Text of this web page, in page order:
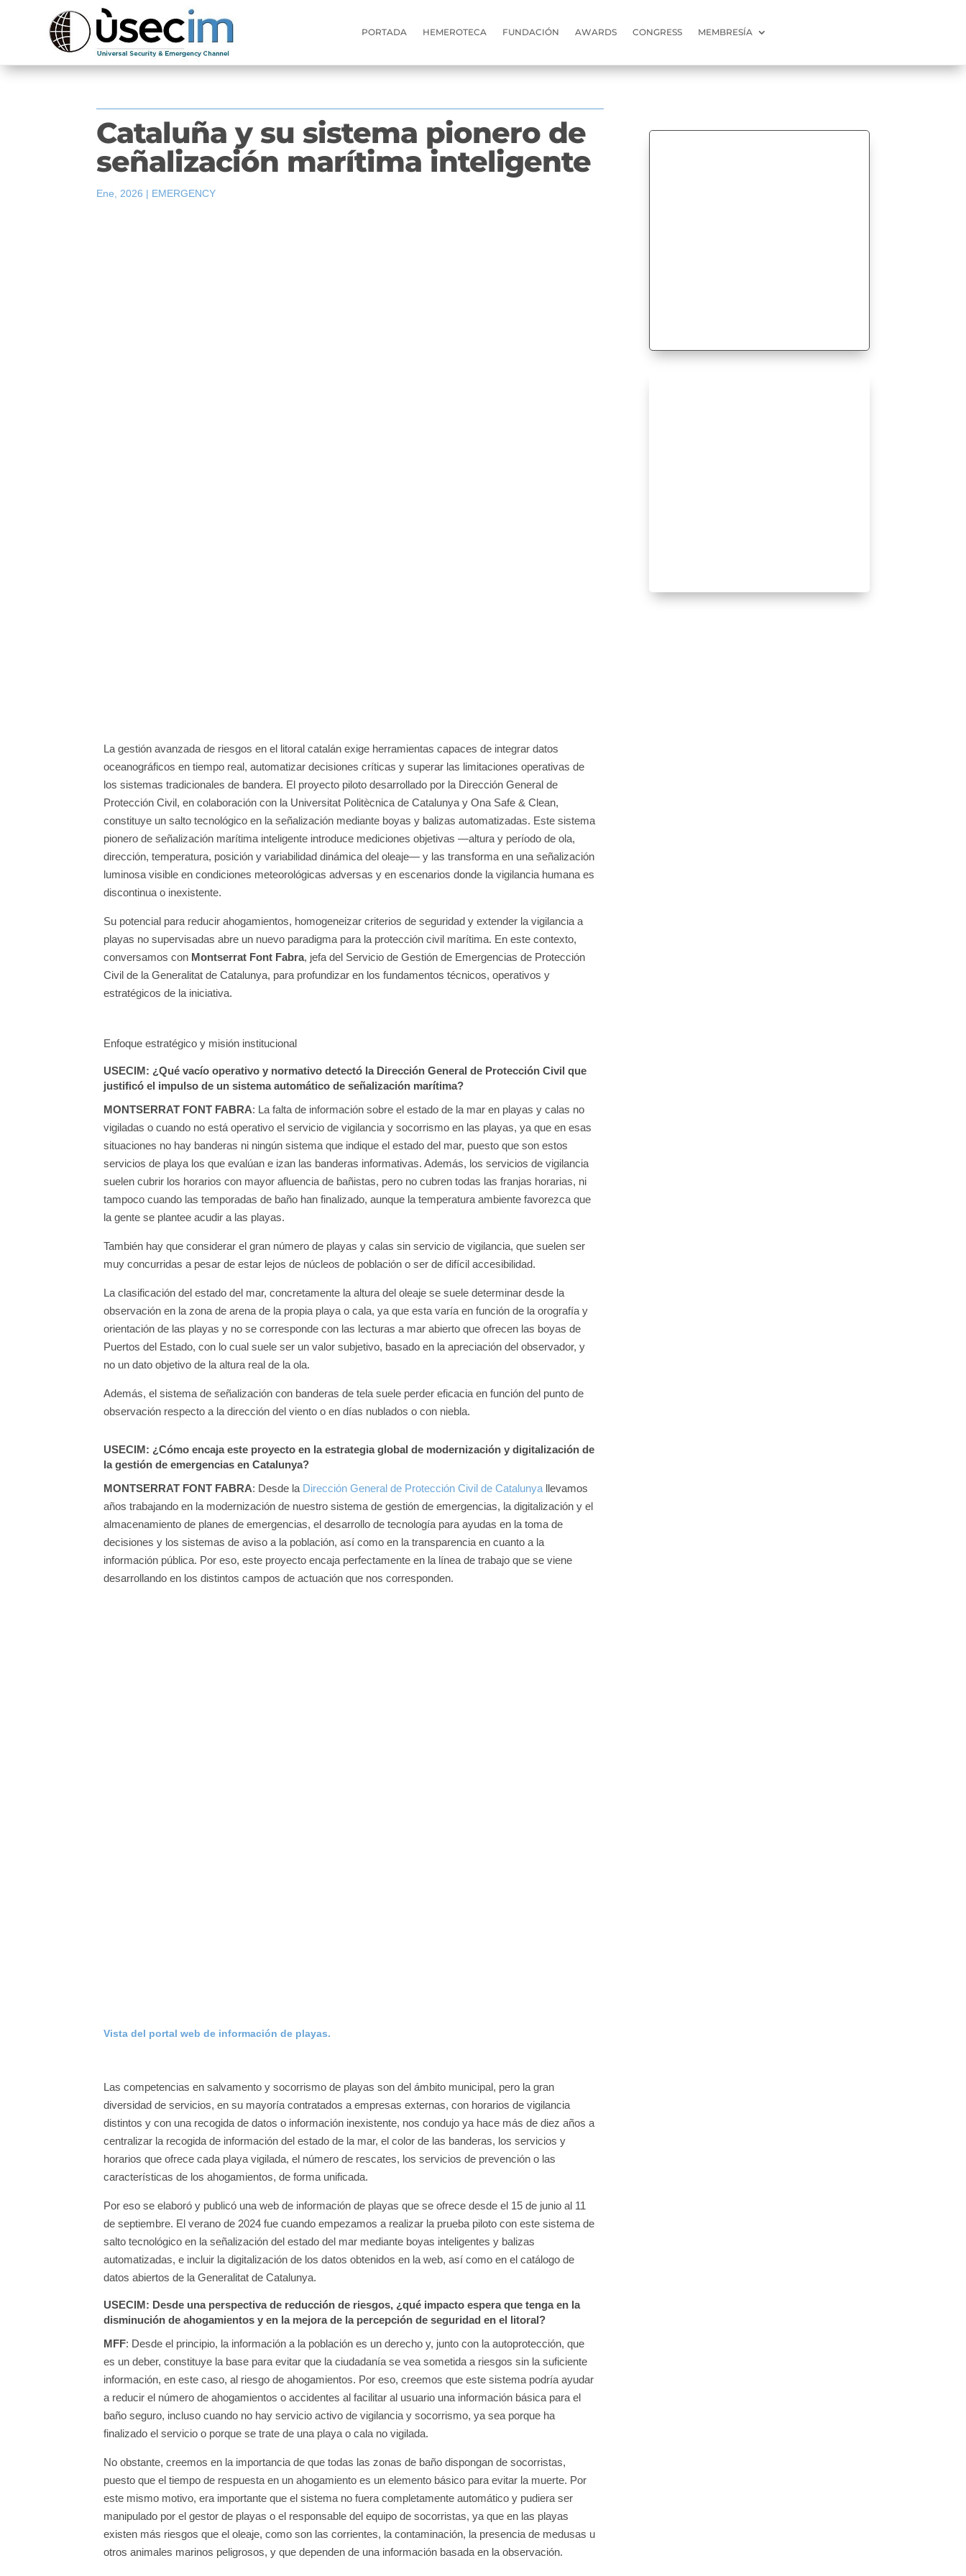
PORTADA HEMEROTECA FUNDACIÓN AWARDS CONGRESS MEMBRESÍA
Cataluña y su sistema pionero de
señalización marítima inteligente
Ene, 2026 | EMERGENCY
La gestión avanzada de riesgos en el litoral catalán exige herramientas capaces de integrar datos
oceanográficos en tiempo real, automatizar decisiones críticas y superar las limitaciones operativas de
los sistemas tradicionales de bandera. El proyecto piloto desarrollado por la Dirección General de
Protección Civil, en colaboración con la Universitat Politècnica de Catalunya y Ona Safe & Clean,
constituye un salto tecnológico en la señalización mediante boyas y balizas automatizadas. Este sistema
pionero de señalización marítima inteligente introduce mediciones objetivas —altura y período de ola,
dirección, temperatura, posición y variabilidad dinámica del oleaje— y las transforma en una señalización
luminosa visible en condiciones meteorológicas adversas y en escenarios donde la vigilancia humana es
discontinua o inexistente.
Su potencial para reducir ahogamientos, homogeneizar criterios de seguridad y extender la vigilancia a
playas no supervisadas abre un nuevo paradigma para la protección civil marítima. En este contexto,
conversamos con Montserrat Font Fabra, jefa del Servicio de Gestión de Emergencias de Protección
Civil de la Generalitat de Catalunya, para profundizar en los fundamentos técnicos, operativos y
estratégicos de la iniciativa.
Enfoque estratégico y misión institucional
USECIM: ¿Qué vacío operativo y normativo detectó la Dirección General de Protección Civil que
justificó el impulso de un sistema automático de señalización marítima?
MONTSERRAT FONT FABRA: La falta de información sobre el estado de la mar en playas y calas no
vigiladas o cuando no está operativo el servicio de vigilancia y socorrismo en las playas, ya que en esas
situaciones no hay banderas ni ningún sistema que indique el estado del mar, puesto que son estos
servicios de playa los que evalúan e izan las banderas informativas. Además, los servicios de vigilancia
suelen cubrir los horarios con mayor afluencia de bañistas, pero no cubren todas las franjas horarias, ni
tampoco cuando las temporadas de baño han finalizado, aunque la temperatura ambiente favorezca que
la gente se plantee acudir a las playas.
También hay que considerar el gran número de playas y calas sin servicio de vigilancia, que suelen ser
muy concurridas a pesar de estar lejos de núcleos de población o ser de difícil accesibilidad.
La clasificación del estado del mar, concretamente la altura del oleaje se suele determinar desde la
observación en la zona de arena de la propia playa o cala, ya que esta varía en función de la orografía y
orientación de las playas y no se corresponde con las lecturas a mar abierto que ofrecen las boyas de
Puertos del Estado, con lo cual suele ser un valor subjetivo, basado en la apreciación del observador, y
no un dato objetivo de la altura real de la ola.
Además, el sistema de señalización con banderas de tela suele perder eficacia en función del punto de
observación respecto a la dirección del viento o en días nublados o con niebla.
USECIM: ¿Cómo encaja este proyecto en la estrategia global de modernización y digitalización de
la gestión de emergencias en Catalunya?
MONTSERRAT FONT FABRA: Desde la Dirección General de Protección Civil de Catalunya llevamos
años trabajando en la modernización de nuestro sistema de gestión de emergencias, la digitalización y el
almacenamiento de planes de emergencias, el desarrollo de tecnología para ayudas en la toma de
decisiones y los sistemas de aviso a la población, así como en la transparencia en cuanto a la
información pública. Por eso, este proyecto encaja perfectamente en la línea de trabajo que se viene
desarrollando en los distintos campos de actuación que nos corresponden.
Vista del portal web de información de playas.
Las competencias en salvamento y socorrismo de playas son del ámbito municipal, pero la gran
diversidad de servicios, en su mayoría contratados a empresas externas, con horarios de vigilancia
distintos y con una recogida de datos o información inexistente, nos condujo ya hace más de diez años a
centralizar la recogida de información del estado de la mar, el color de las banderas, los servicios y
horarios que ofrece cada playa vigilada, el número de rescates, los servicios de prevención o las
características de los ahogamientos, de forma unificada.
Por eso se elaboró y publicó una web de información de playas que se ofrece desde el 15 de junio al 11
de septiembre. El verano de 2024 fue cuando empezamos a realizar la prueba piloto con este sistema de
salto tecnológico en la señalización del estado del mar mediante boyas inteligentes y balizas
automatizadas, e incluir la digitalización de los datos obtenidos en la web, así como en el catálogo de
datos abiertos de la Generalitat de Catalunya.
USECIM: Desde una perspectiva de reducción de riesgos, ¿qué impacto espera que tenga en la
disminución de ahogamientos y en la mejora de la percepción de seguridad en el litoral?
MFF: Desde el principio, la información a la población es un derecho y, junto con la autoprotección, que
es un deber, constituye la base para evitar que la ciudadanía se vea sometida a riesgos sin la suficiente
información, en este caso, al riesgo de ahogamientos. Por eso, creemos que este sistema podría ayudar
a reducir el número de ahogamientos o accidentes al facilitar al usuario una información básica para el
baño seguro, incluso cuando no hay servicio activo de vigilancia y socorrismo, ya sea porque ha
finalizado el servicio o porque se trate de una playa o cala no vigilada.
No obstante, creemos en la importancia de que todas las zonas de baño dispongan de socorristas,
puesto que el tiempo de respuesta en un ahogamiento es un elemento básico para evitar la muerte. Por
este mismo motivo, era importante que el sistema no fuera completamente automático y pudiera ser
manipulado por el gestor de playas o el responsable del equipo de socorristas, ya que en las playas
existen más riesgos que el oleaje, como son las corrientes, la contaminación, la presencia de medusas u
otros animales marinos peligrosos, y que dependen de una información basada en la observación.